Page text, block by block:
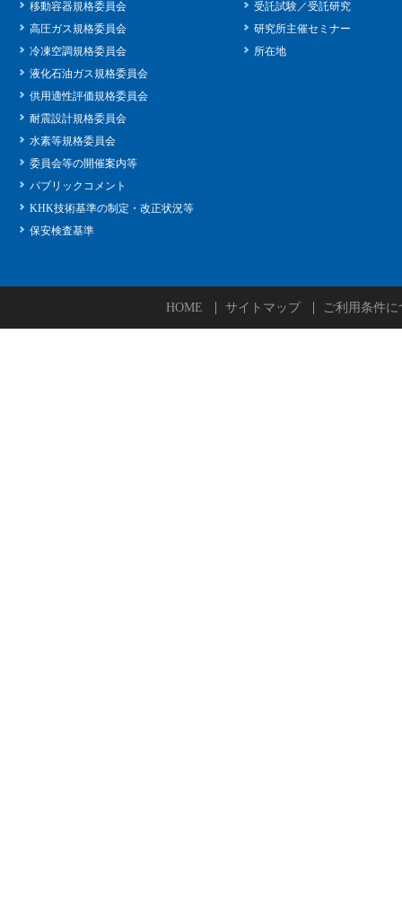
移動容器規格委員会
高圧ガス規格委員会
冷凍空調規格委員会
液化石油ガス規格委員会
供用適性評価規格委員会
耐震設計規格委員会
水素等規格委員会
委員会等の開催案内等
パブリックコメント
KHK技術基準の制定・改正状況等
保安検査基準
受託試験／受託研究
研究所主催セミナー
所在地
HOME サイトマップ ご利用条件に